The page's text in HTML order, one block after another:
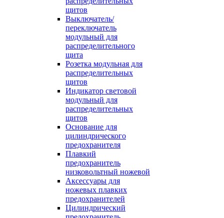
щитов
Выключатель/
переключатель
модульный для
распределительного
щита
Розетка модульная для
распределительных
щитов
Индикатор световой
модульный для
распределительных
щитов
Основание для
цилиндрического
предохранителя
Плавкий
предохранитель
низковольтный ножевой
Аксессуары для
ножевых плавких
предохранителей
Цилиндрический